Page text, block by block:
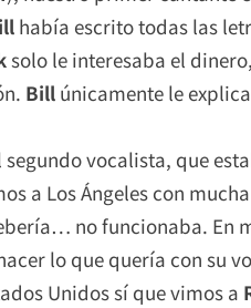
había escrito todas las
solo le interesaba el
Bill únicamente le
segundo vocalista, que
a Los Ángeles con
no funcionaba. En
lo que quería con su
Unidos sí que vimos a